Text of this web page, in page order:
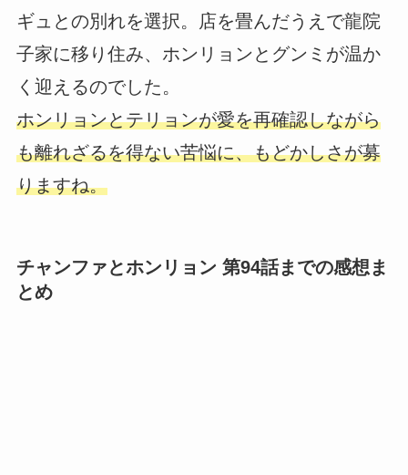
ギュとの別れを選択。店を畳んだうえで龍院
子家に移り住み、ホンリョンとグンミが温か
く迎えるのでした。
ホンリョンとテリョンが愛を再確認しながら
も離れざるを得ない苦悩に、もどかしさが募
りますね。
チャンファとホンリョン 第94話までの感想ま
とめ